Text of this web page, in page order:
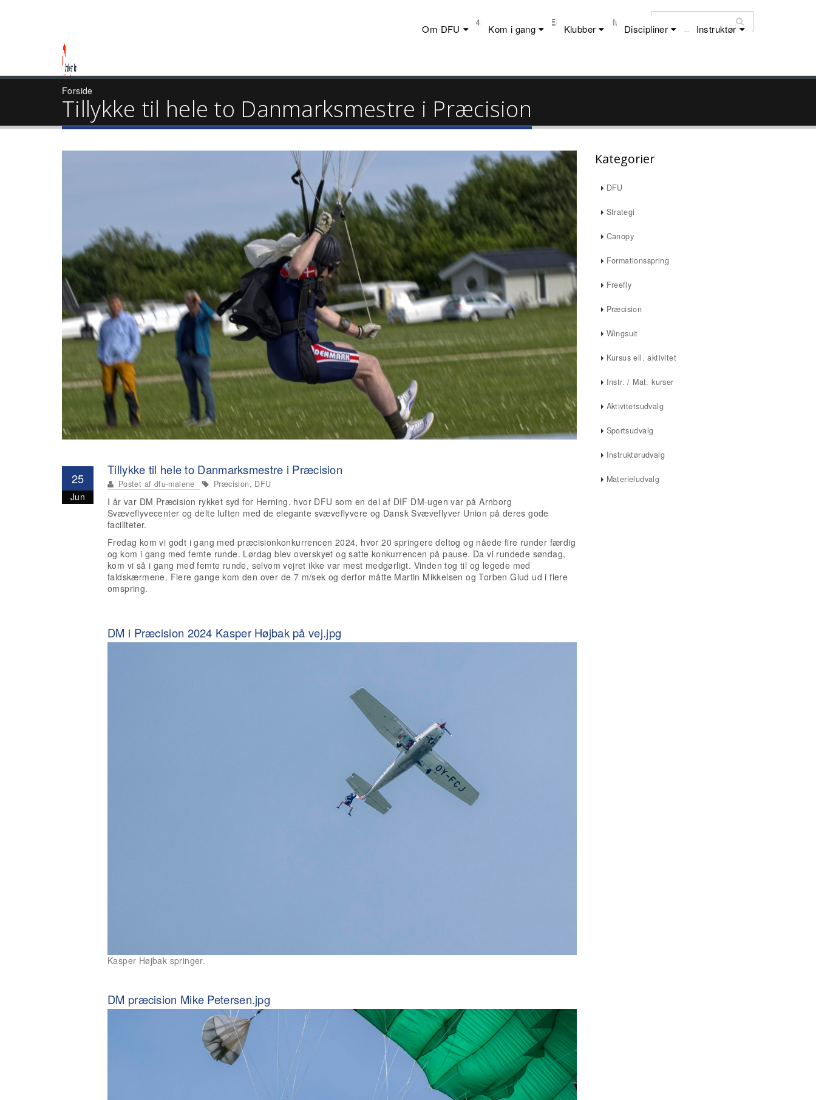
+45 23 44 20 19 Email: dfu@dfu.dk
Om DFU Kom i gang Klubber Discipliner Instruktør
Forside
Tillykke til hele to Danmarksmestre i Præcision
25
Jun
Tillykke til hele to Danmarksmestre i Præcision
Postet af dfu-malene Præcision, DFU
I år var DM Præcision rykket syd for Herning, hvor DFU som en del af DIF DM-ugen var på Arnborg
Svæveflyvecenter og delte luften med de elegante svæveflyvere og Dansk Svæveflyver Union på deres gode
faciliteter.
Fredag kom vi godt i gang med præcisionkonkurrencen 2024, hvor 20 springere deltog og nåede fire runder færdig
og kom i gang med femte runde. Lørdag blev overskyet og satte konkurrencen på pause. Da vi rundede søndag,
kom vi så i gang med femte runde, selvom vejret ikke var mest medgørligt. Vinden tog til og legede med
faldskærmene. Flere gange kom den over de 7 m/sek og derfor måtte Martin Mikkelsen og Torben Glud ud i flere
omspring.
DM i Præcision 2024 Kasper Højbak på vej.jpg
Kasper Højbak springer.
DM præcision Mike Petersen.jpg
Kategorier
DFU
Strategi
Canopy
Formationsspring
Freefly
Præcision
Wingsuit
Kursus ell. aktivitet
Instr. / Mat. kurser
Aktivitetsudvalg
Sportsudvalg
Instruktørudvalg
Materieludvalg